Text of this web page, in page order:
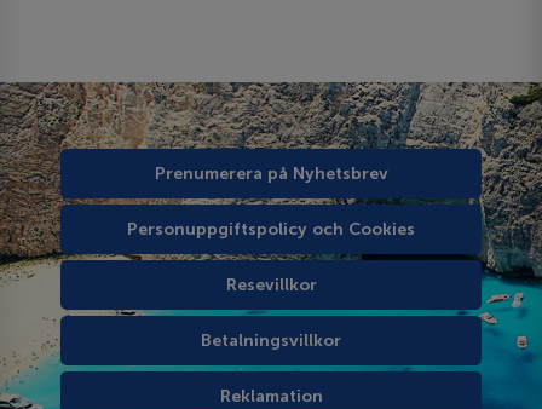
Prenumerera på Nyhetsbrev
Personuppgiftspolicy och Cookies
Resevillkor
Betalningsvillkor
Reklamation